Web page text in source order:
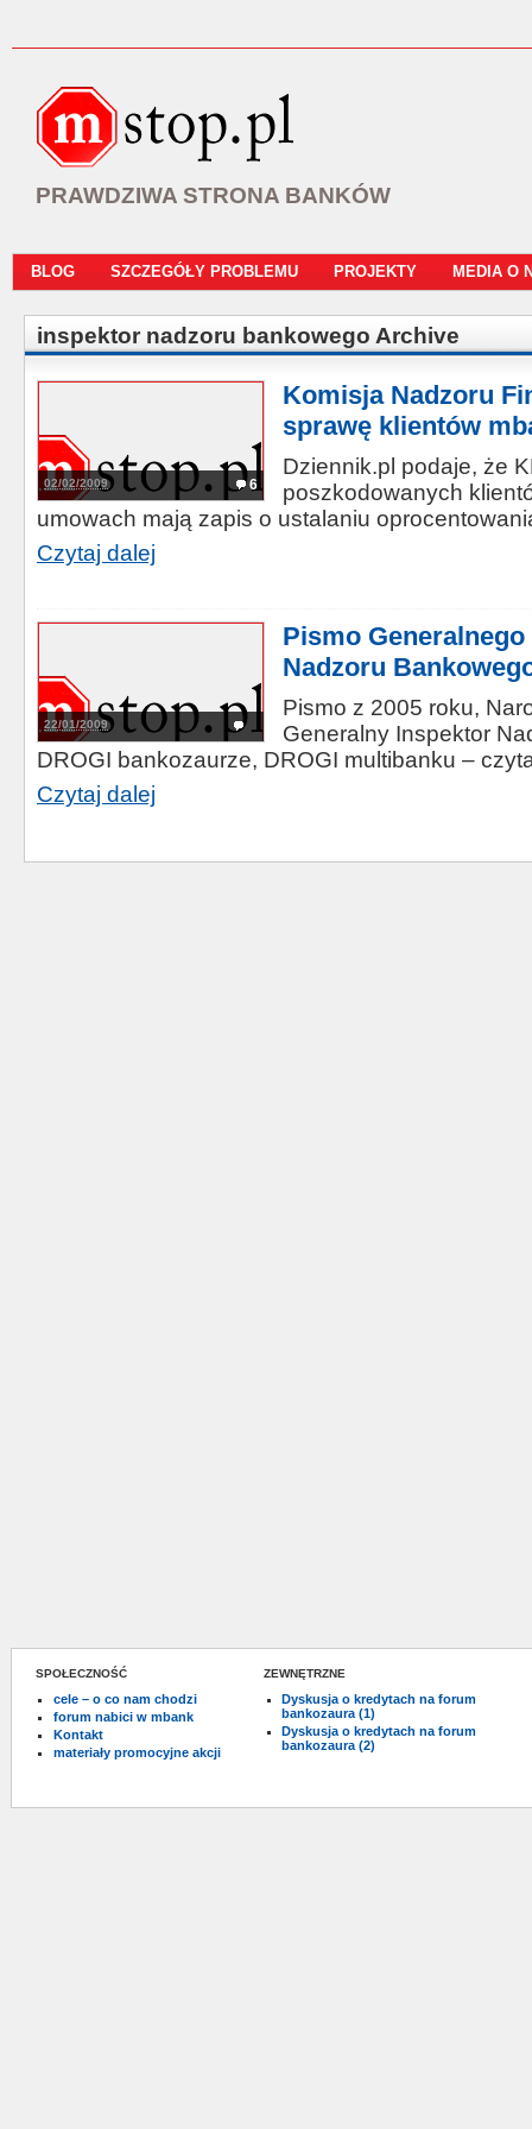
PRAWDZIWA STRONA BANKÓW
BLOG SZCZEGÓŁY PROBLEMU PROJEKTY MEDIA O
inspektor nadzoru bankowego Archive
6
02/02/2009
Komisja Nadzoru
sprawę klientów
Dziennik.pl podaje, że
poszkodowanych
umowach mają zapis o ustalaniu
Czytaj dalej
22/01/2009
Pismo
Nadzoru
Pismo z 2005 roku,
Generalny Inspektor
DROGI bankozaurze, DROGI multibanku –
Czytaj dalej
SPOŁECZNOŚĆ
cele – o co nam chodzi
forum nabici w mbank
Kontakt
materiały promocyjne akcji
ZEWNĘTRZNE
Dyskusja o kredytach na forum
bankozaura (1)
Dyskusja o kredytach na forum
bankozaura (2)